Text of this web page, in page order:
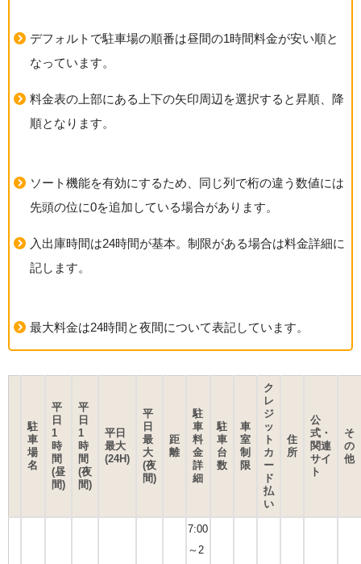
デフォルトで駐車場の順番は昼間の1時間料金が安い順と
なっています。
料金表の上部にある上下の矢印周辺を選択すると昇順、降
順となります。
ソート機能を有効にするため、同じ列で桁の違う数値には
先頭の位に0を追加している場合があります。
入出庫時間は24時間が基本。制限がある場合は料金詳細に
記します。
最大料金は24時間と夜間について表記しています。
駐
車
場
名
平
日
1
時
間
(昼
間)
平
日
1
時
間
(夜
間)
平日
最大
(24H)
平
日
最
大
(夜
間)
距
離
駐
車
料
金
詳
細
駐
車
台
数
車
室
制
限
ク
レ
ジ
ッ
ト
カ
ー
ド
払
い
住
所
公
式・
関連
サイ
ト
そ
の
他
7:00
～2